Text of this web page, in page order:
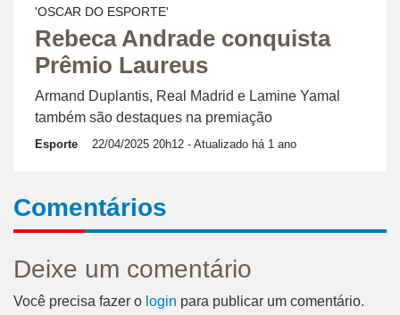
'OSCAR DO ESPORTE'
Rebeca Andrade conquista
Prêmio Laureus
Armand Duplantis, Real Madrid e Lamine Yamal
também são destaques na premiação
Esporte 22/04/2025 20h12 - Atualizado há 1 ano
Comentários
Deixe um comentário
Você precisa fazer o login para publicar um comentário.